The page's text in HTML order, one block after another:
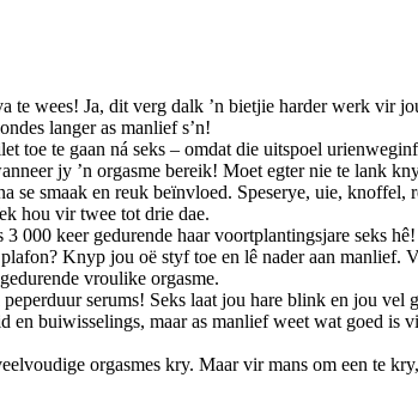
te wees! Ja, dit verg dalk ’n bietjie harder werk vir
langer as manlief s’n!
toe te gaan ná seks – omdat die uitspoel
jy ’n orgasme bereik! Moet egter nie te lank
se smaak en reuk beïnvloed. Speserye, uie,
hou vir twee tot drie dae.
3 000 keer gedurende haar voortplantingsjare seks
Knyp jou oë styf toe en lê nader aan
vroulike orgasme.
peperduur serums! Seks laat jou hare blink en jou vel
en buiwisselings, maar as manlief weet wat goed
orgasmes kry. Maar vir mans om een te